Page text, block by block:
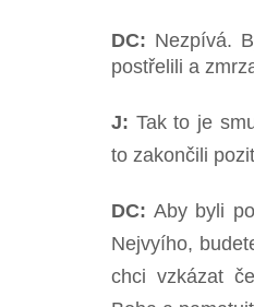
DC: Nezpívá.
postřelili a
J: Tak to je
to zakončili
DC: Aby byli
Nejvyího,
chci vzkázat